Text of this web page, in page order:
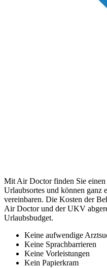
Mit Air Doctor finden Sie einen
Urlaubsortes und können ganz
vereinbaren. Die Kosten der
Air Doctor und der UKV
Urlaubsbudget.
Keine aufwendige
Keine Sprachbarrieren
Keine Vorleistungen
Kein Papierkram